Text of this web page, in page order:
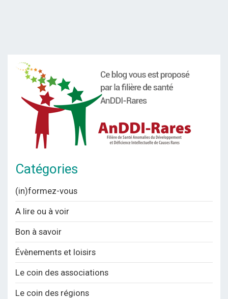
Catégories
(in)formez-vous
A lire ou à voir
Bon à savoir
Évènements et loisirs
Le coin des associations
Le coin des régions